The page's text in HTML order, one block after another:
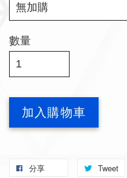
數量
加入購物車
分享 Tweet